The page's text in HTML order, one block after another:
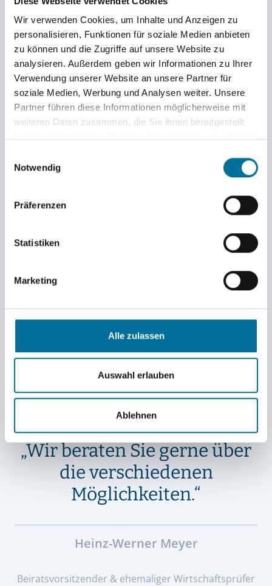
Wir verwenden Cookies, um Inhalte und Anzeigen zu
personalisieren, Funktionen für soziale Medien anbieten
zu können und die Zugriffe auf unsere Website zu
analysieren. Außerdem geben wir Informationen zu Ihrer
Verwendung unserer Website an unsere Partner für
soziale Medien, Werbung und Analysen weiter. Unsere
Partner führen diese Informationen möglicherweise mit
weiteren Daten zusammen, die Sie ihnen bereitgestellt
Notwendig
Präferenzen
Statistiken
Marketing
Alle zulassen
Auswahl erlauben
Ablehnen
Kommen Sie gerne auf
uns zu!
Wenn Sie in die Bildungschancen der Jugendlichen
Zuwendungen.
„Wir beraten Sie gerne über
die verschiedenen
Möglichkeiten.“
Heinz-Werner Meyer
Beiratsvorsitzender & ehemaliger Wirtschaftsprüfer